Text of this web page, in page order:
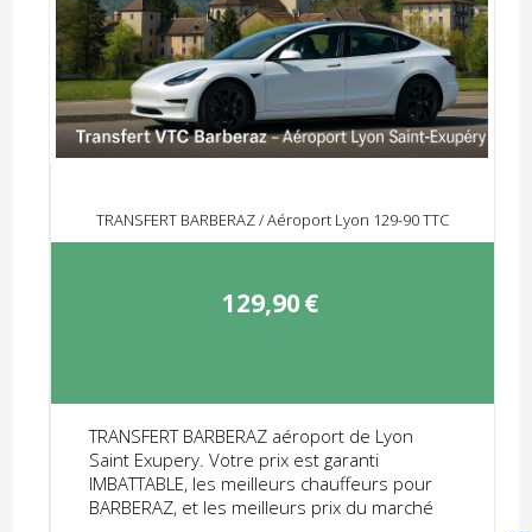
TRANSFERT BARBERAZ / Aéroport Lyon 129-90 TTC
129,90€
TRANSFERT BARBERAZ aéroport de Lyon
Saint Exupery. Votre prix est garanti
IMBATTABLE, les meilleurs chauffeurs pour
BARBERAZ, et les meilleurs prix du marché